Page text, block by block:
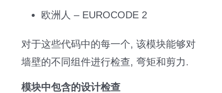
欧洲人 – EUROCODE 2
对于这些代码中的每一个, 该模块能够对
墙壁的不同组件进行检查, 弯矩和剪力.
模块中包含的设计检查